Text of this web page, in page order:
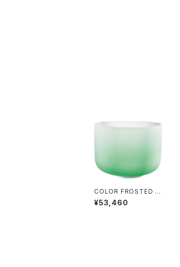
COLOR FROSTED C
RYSTAL SINGING B
OWLS (クリスタル・シ
¥53,460